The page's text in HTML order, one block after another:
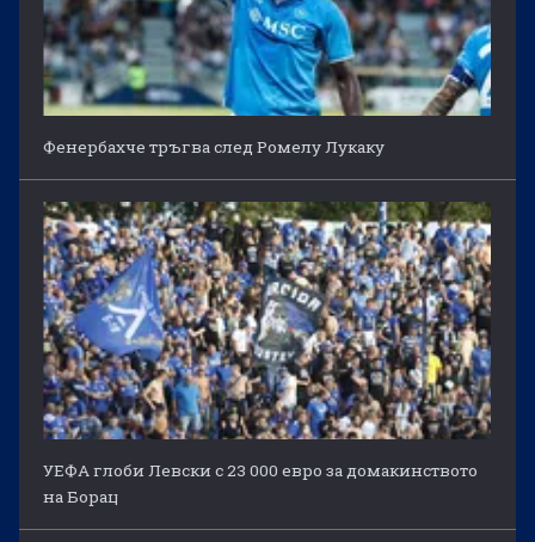
Фенербахче тръгва след Ромелу Лукаку
УЕФА глоби Левски с 23 000 евро за домакинството
на Борац